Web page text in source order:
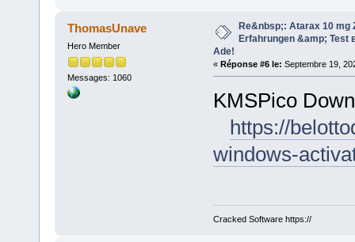
ThomasUnave
Hero Member
Messages: 1060
Re&nbsp;: Atarax 10 mg
Erfahrungen &amp; Test
Ade!
« Réponse #6 le: Septembre 19,
KMSPico
https://
windows-
Cracked Software https://